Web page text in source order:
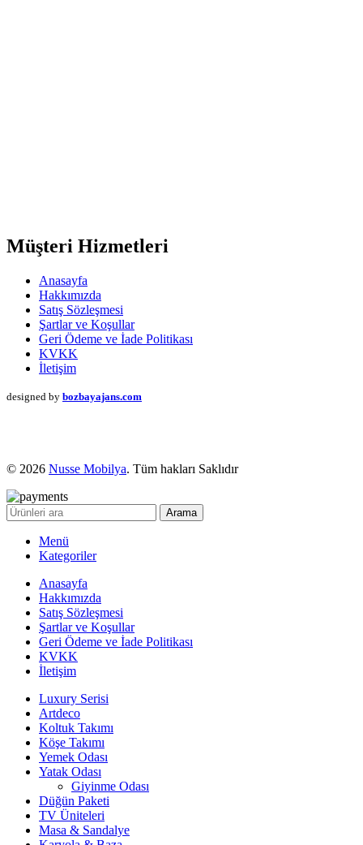
Müşteri Hizmetleri
Anasayfa
Hakkımızda
Satış Sözleşmesi
Şartlar ve Koşullar
Geri Ödeme ve İade Politikası
KVKK
İletişim
designed by bozbayajans.com
© 2026 Nusse Mobilya. Tüm hakları Saklıdır
Arama
Menü
Kategoriler
Anasayfa
Hakkımızda
Satış Sözleşmesi
Şartlar ve Koşullar
Geri Ödeme ve İade Politikası
KVKK
İletişim
Luxury Serisi
Artdeco
Koltuk Takımı
Köşe Takımı
Yemek Odası
Yatak Odası
Giyinme Odası
Düğün Paketi
TV Üniteleri
Masa & Sandalye